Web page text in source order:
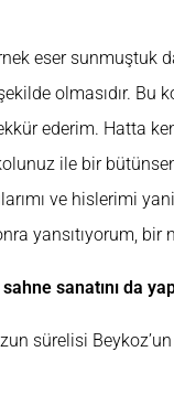
eser sunmuştuk
olmasıdır. Bu
ederim. Hatta
ile bir
ve hislerimi
yansıtıyorum, bir
sanatını da
sürelisi